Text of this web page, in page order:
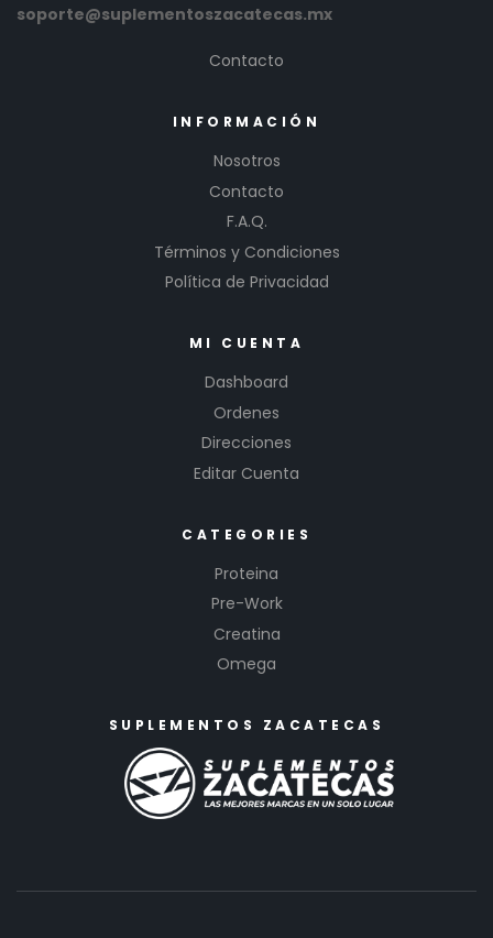
soporte@suplementoszacatecas.mx
Contacto
INFORMACIÓN
Nosotros
Contacto
F.A.Q.
Términos y Condiciones
Política de Privacidad
MI CUENTA
Dashboard
Ordenes
Direcciones
Editar Cuenta
CATEGORIES
Proteina
Pre-Work
Creatina
Omega
SUPLEMENTOS ZACATECAS